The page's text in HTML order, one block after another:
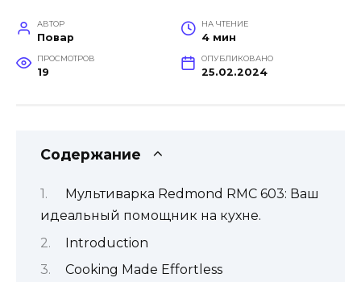
АВТОР
Повар
НА ЧТЕНИЕ
4 мин
ПРОСМОТРОВ
19
ОПУБЛИКОВАНО
25.02.2024
Содержание
Мультиварка Redmond RMC 603: Ваш
идеальный помощник на кухне.
Introduction
Cooking Made Effortless